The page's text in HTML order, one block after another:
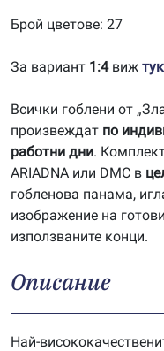
Брой цветове: 27
За вариант 1:4виж тук
Всички гоблени от
произвеждат по
работни дни.
ARIADNA или DMC в
гобленова панама,
изображение на
използваните конци.
Описание
Най-